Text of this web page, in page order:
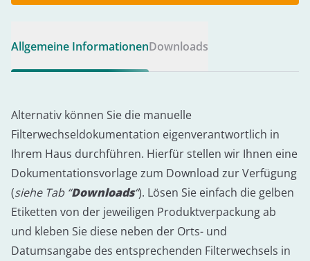
Allgemeine InformationenDownloads
Alternativ können Sie die manuelle
Filterwechseldokumentation eigenverantwortlich in
Ihrem Haus durchführen. Hierfür stellen wir Ihnen eine
Dokumentationsvorlage zum Download zur Verfügung
(siehe Tab “Downloads“). Lösen Sie einfach die gelben
Etiketten von der jeweiligen Produktverpackung ab
und kleben Sie diese neben der Orts- und
Datumsangabe des entsprechenden Filterwechsels in